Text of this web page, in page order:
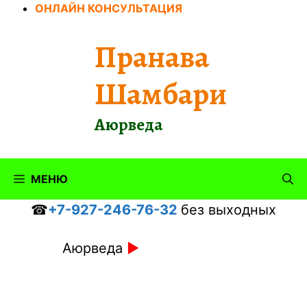
ПерейтиОНЛАЙН КОНСУЛЬТАЦИЯ
Пранава
Шамбари
Аюрведа
МЕНЮ
☎+7-927-246-76-32 без выходных
Аюрведа ►